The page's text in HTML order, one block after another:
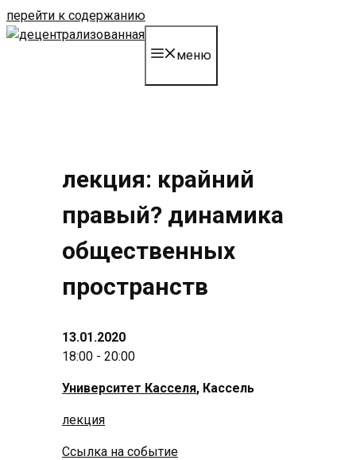
перейти к содержанию
меню
лекция: крайний
правый? динамика
общественных
пространств
13.01.2020
18:00 - 20:00
Университет Касселя, Кассель
лекция
Ссылка на событие